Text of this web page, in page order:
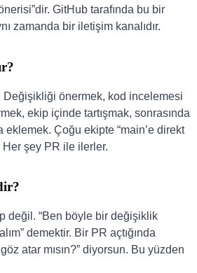
GitHub tarafında bu bir
zamanda bir iletişim kanalıdır.
Değişikliği önermek, kod incelemesi
ekip içinde tartışmak, sonrasında
eklemek. Çoğu ekipte “main’e direkt
Her şey PR ile ilerler.
değil. “Ben böyle bir değişiklik
demektir. Bir PR açtığında
atar mısın?” diyorsun. Bu yüzden